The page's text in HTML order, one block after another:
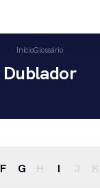
InícioGlossário
Dublador
F G I